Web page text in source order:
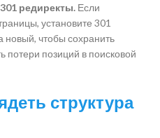
редиректы. Если
установите 301
новый, чтобы сохранить
потери позиций в поисковой
структура